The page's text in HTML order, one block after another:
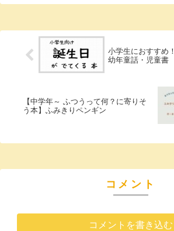
小学生におすすめ
幼年童話・児童書
【中学年～ ふつうって何？に寄りそ
う本】ふみきりペンギン
コメント
コメントを書き込む